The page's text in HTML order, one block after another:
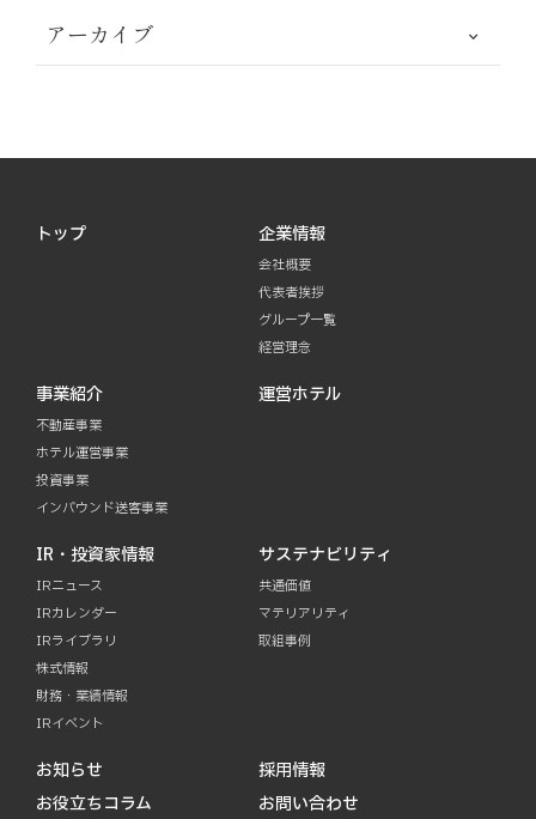
アーカイブ
トップ 企業情報
会社概要
代表者挨拶
グループ一覧
経営理念
事業紹介
不動産事業
ホテル運営事業
投資事業
インバウンド送客事業
運営ホテル
IR・投資家情報
IRニュース
IRカレンダー
IRライブラリ
株式情報
財務・業績情報
IRイベント
サステナビリティ
共通価値
マテリアリティ
取組事例
お知らせ
お役立ちコラム
採用情報
お問い合わせ